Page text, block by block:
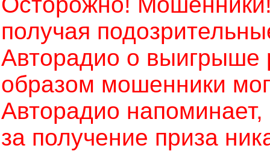
получая
Авторадио о выигрыше
образом мошенники
Авторадио напоминает,
за получение приза